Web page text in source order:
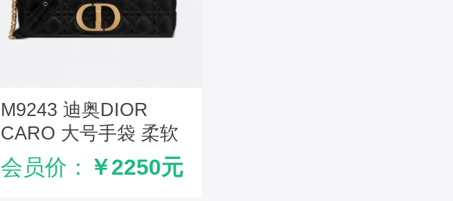
M9243 迪奥DIOR
CARO 大号手袋 柔软
牛皮革藤格纹 黑色
会员价： ￥2250元